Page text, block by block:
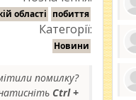
області побиття
Категорії:
Новини
помилку?
Ctrl +